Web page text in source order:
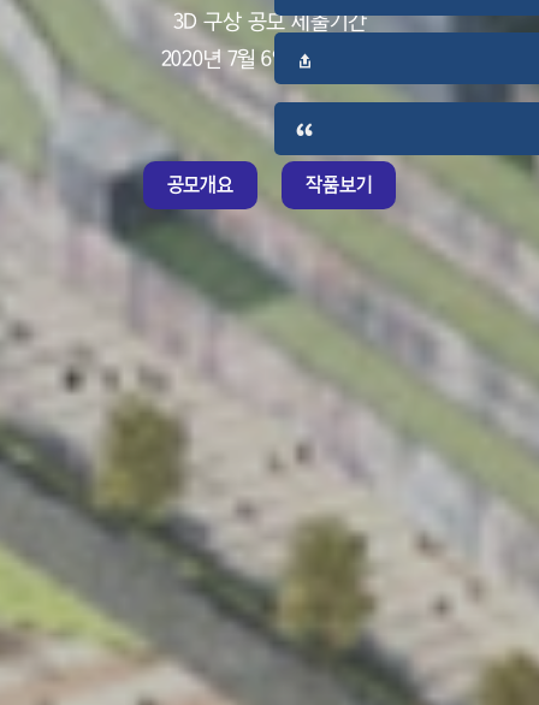
3D 구상 공모 제출기간
2020년 7월 6일 ~ 9월 4일
공모개요 작품보기